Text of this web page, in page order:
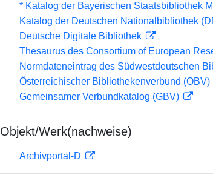
* Katalog der Bayerischen Staatsbibliothek
Katalog der Deutschen Nationalbibliothek
Deutsche Digitale Bibliothek
Thesaurus des Consortium of European
Normdateneintrag des Südwestdeutschen
Österreichischer Bibliothekenverbund (OBV)
Gemeinsamer Verbundkatalog (GBV)
Objekt/Werk(nachweise)
Archivportal-D